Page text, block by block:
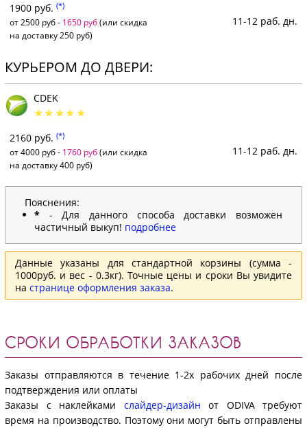
1900 руб. (*)
от 2500 руб - 1650 руб(или скидка
на доставку 250 руб)
11-12 раб. дн.
КУРЬЕРОМ ДО ДВЕРИ:
CDEK
2160 руб. (*)
от 4000 руб - 1760 руб(или скидка
на доставку 400 руб)
11-12 раб. дн.
Пояснения:
* - Для данного способа доставки возможен
частичный выкуп! подробнее
Данные указаны для стандартной корзины (сумма -
1000руб. и вес - 0.3кг). Точные цены и сроки Вы увидите
на странице оформления заказа.
СРОКИ ОБРАБОТКИ ЗАКАЗОВ
Заказы отправляются в течение 1-2х рабочих дней после
подтверждения или оплаты
Заказы с наклейками слайдер-дизайн от ODIVA требуют
время на производство. Поэтому они могут быть отправлены